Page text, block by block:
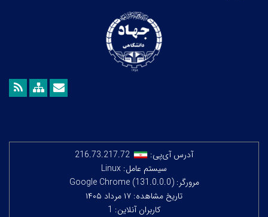
آدرس آی‌پی:
216.73.217.72
سیستم عامل: Linux
مرورگر: Google Chrome (131.0.0.0)
تاریخ مشاهده: ۱۷ مرداد ۱۴۰۵
کاربران آنلاین: 1